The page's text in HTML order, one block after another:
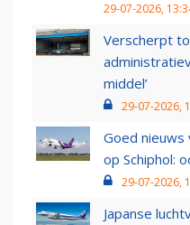
29-07-2026,
Verscherpt
middel’
29-07-2026,
Goed
op Schiphol:
29-07-2026,
Japanse